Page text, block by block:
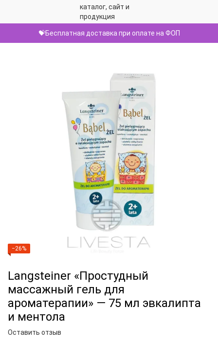
💝Бесплатная доставка при оплате на ФОП
−26%
Langsteiner «Простудный
массажный гель для
ароматерапии» — 75 мл эвкалипта
и ментола
Оставить отзыв